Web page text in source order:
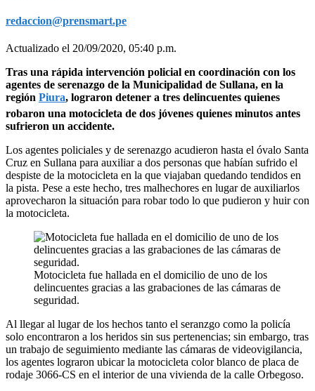
redaccion@prensmart.pe
Actualizado el 20/09/2020, 05:40 p.m.
Tras una rápida intervención policial en coordinación con los
agentes de serenazgo de la Municipalidad de Sullana, en la
región Piura, lograron detener a tres delincuentes quienes
robaron una motocicleta de dos jóvenes quienes minutos antes
sufrieron un accidente.
Los agentes policiales y de serenazgo acudieron hasta el óvalo Santa
Cruz en Sullana para auxiliar a dos personas que habían sufrido el
despiste de la motocicleta en la que viajaban quedando tendidos en
la pista. Pese a este hecho, tres malhechores en lugar de auxiliarlos
aprovecharon la situación para robar todo lo que pudieron y huir con
la motocicleta.
Motocicleta fue hallada en el domicilio de uno de los
delincuentes gracias a las grabaciones de las cámaras de
seguridad.
Al llegar al lugar de los hechos tanto el seranzgo como la policía
solo encontraron a los heridos sin sus pertenencias; sin embargo, tras
un trabajo de seguimiento mediante las cámaras de videovigilancia,
los agentes lograron ubicar la motocicleta color blanco de placa de
rodaje 3066-CS en el interior de una vivienda de la calle Orbegoso.